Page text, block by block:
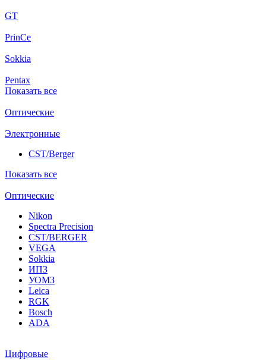
GT
PrinCe
Sokkia
Pentax
Показать все
Оптические
Электронные
CST/Berger
Показать все
Оптические
Nikon
Spectra Precision
CST/BERGER
VEGA
Sokkia
ИПЗ
УОМЗ
Leica
RGK
Bosch
ADA
Цифровые